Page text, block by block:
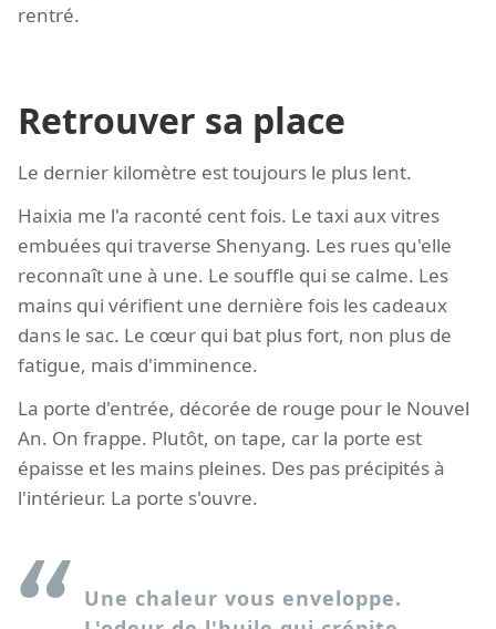
rentré.
Retrouver sa place
Le dernier kilomètre est toujours le plus lent.
Haixia me l'a raconté cent fois. Le taxi aux vitres
embuées qui traverse Shenyang. Les rues qu'elle
reconnaît une à une. Le souffle qui se calme. Les
mains qui vérifient une dernière fois les cadeaux
dans le sac. Le cœur qui bat plus fort, non plus de
fatigue, mais d'imminence.
La porte d'entrée, décorée de rouge pour le Nouvel
An. On frappe. Plutôt, on tape, car la porte est
épaisse et les mains pleines. Des pas précipités à
l'intérieur. La porte s'ouvre.
Une chaleur vous enveloppe.